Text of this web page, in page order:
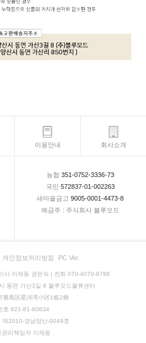
이용안내 회사소개
농협 351-0752-3336-73
국민 572837-01-002263
새마을금고 9005-0001-4473-8
예금주 : 주식회사 블루모드
개인정보처리방침 PC Ver.
사 이재동 권은숙 | 전화 070-4070-6786
동면 가산3길 8 블루모드물류센터
番禺区星河湾小区1栋2梯
호 621-81-80834
제2010-경남양산-0049호
관리책임자 이재동